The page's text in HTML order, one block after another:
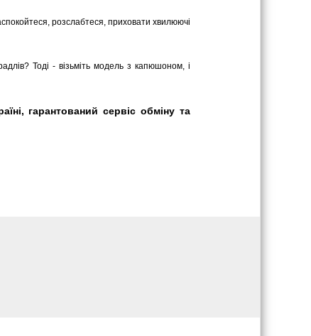
розслабтеся, приховати хвилюючі
Тоді - візьміть модель з капюшоном, і
гарантований сервіс обміну та